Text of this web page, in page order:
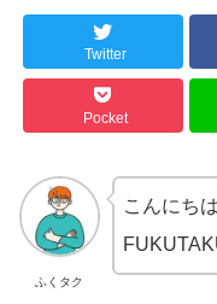
Twitter
Pocket
ふくタク
こんにちは